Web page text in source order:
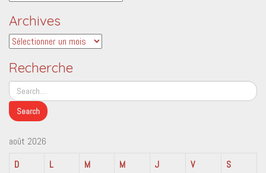
Archives
Archives
Recherche
août 2026
D
L M M J V
S